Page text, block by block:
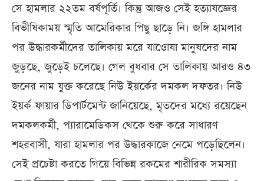
সে হামলার ২২তম বর্ষপূর্তি। কিন্তু আজও সেই হত্যাযজ্ঞের
বিভীষিকাময় স্মৃতি আমেরিকার পিছু ছাড়ে নি। জঙ্গি হামলার
পর উদ্ধারকর্মীদের তালিকায় মরে যাওোযা মানুষদের নাম
জুড়ছে, জুড়েই চলেছে। গেল বুধবার সে তালিকায় আরও ৪৩
জনের নাম যুক্ত করেছে নিউ ইয়র্কের দমকল দফতর। নিউ
ইয়র্ক ফায়ার ডিপার্টমেন্ট জানিয়েছে, মৃতদের মধ্যে রয়েছেন
দমকলকর্মী, প্যারামেডিকস থেকে শুরু করে সাধারণ
শহরবাসী, যারা হামলার পর উদ্ধারকাজে নেমে পড়েছিলেন।
সেই প্রচেষ্টা করতে গিয়ে বিভিন্ন রকমের শারীরিক সমস্যা